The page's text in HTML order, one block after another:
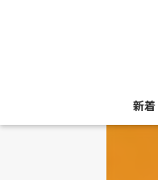
新着